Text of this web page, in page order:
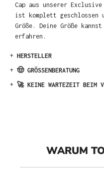
Cap aus unserer
ist komplett geschlossen
Größe. Deine Größe
erfahren.
+ HERSTELLER
+ 🤠 GRÖSSENBERATUNG
+ 🚀 KEINE WARTEZEIT BEIM
WARUM